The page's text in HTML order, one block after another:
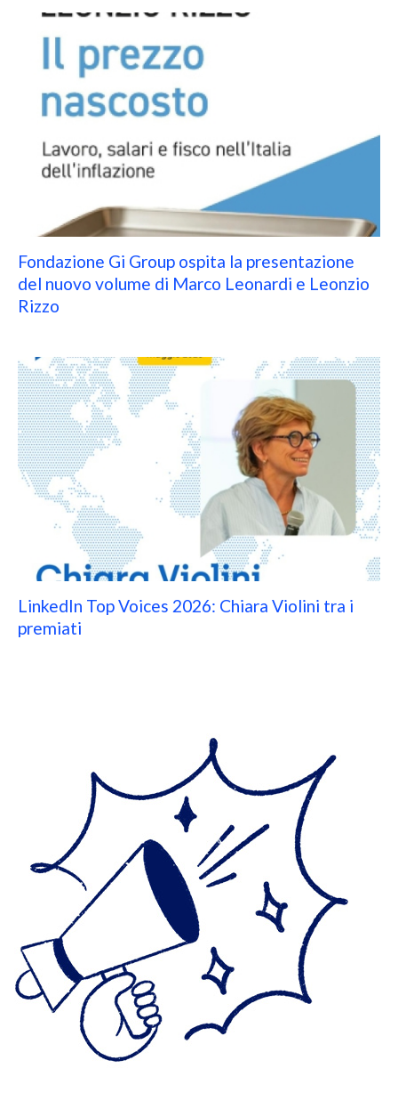
Fondazione Gi Group ospita la presentazione
del nuovo volume di Marco Leonardi e Leonzio
Rizzo
LinkedIn Top Voices 2026: Chiara Violini tra i
premiati